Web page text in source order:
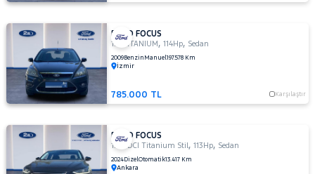
1.6 TDCI
TDCI
TREND
1.6
TDCI
TREND
TITANIUM
1.6 TI-
FORD FOCUS
1.6 TITANIUM ,114Hp, Sedan
2009Benzin Manuel197.578 Km
İzmir
785.000 TL Karşılaştır
FORD FOCUS
1.5 TDCI Titanium Stil,113Hp, Sedan
2024DizelOtomatik13.417 Km
Ankara